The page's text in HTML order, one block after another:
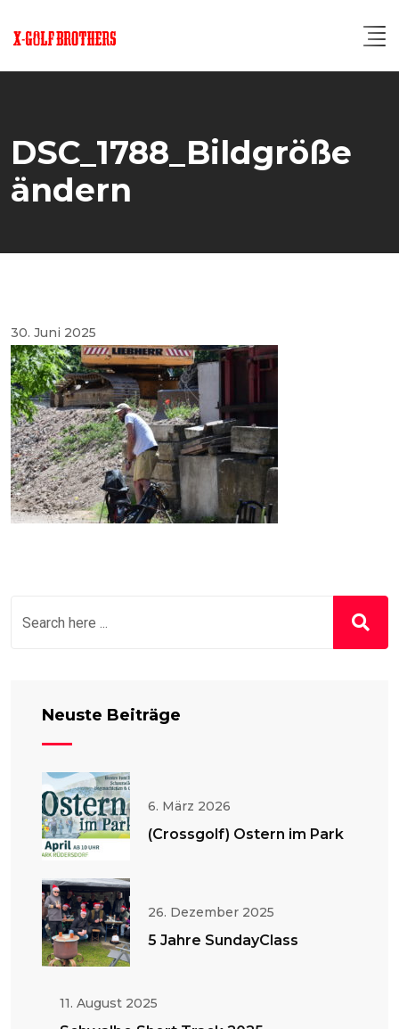
DSC_1788_Bildgröße
ändern
30. Juni 2025
Neuste Beiträge
6. März 2026
(Crossgolf) Ostern im Park
26. Dezember 2025
5 Jahre SundayClass
11. August 2025